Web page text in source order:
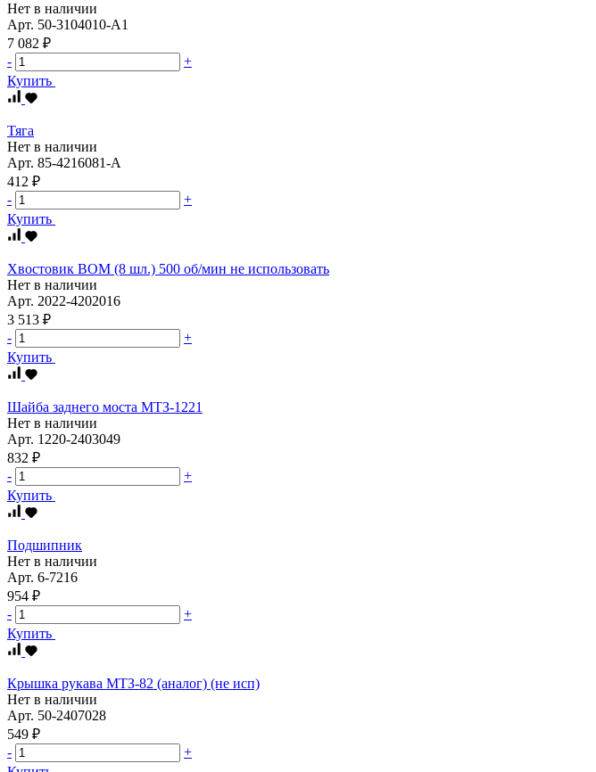
Нет в наличии
Арт. 50-3104010-А1
7 082 ₽
-
+
Купить
Тяга
Нет в наличии
Арт. 85-4216081-А
412 ₽
-
+
Купить
Хвостовик ВОМ (8 шл.) 500 об/мин не использовать
Нет в наличии
Арт. 2022-4202016
3 513 ₽
-
+
Купить
Шайба заднего моста МТЗ-1221
Нет в наличии
Арт. 1220-2403049
832 ₽
-
+
Купить
Подшипник
Нет в наличии
Арт. 6-7216
954 ₽
-
+
Купить
Крышка рукава МТЗ-82 (аналог) (не исп)
Нет в наличии
Арт. 50-2407028
549 ₽
-
+